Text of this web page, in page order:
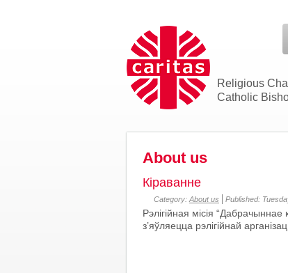
Religious
Catholic
About us
Кіраванне
Category: About us Published:
Рэлігійная місія
з’яўляецца рэлігійнай